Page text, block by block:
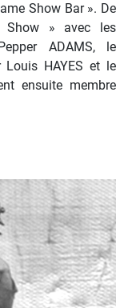
Show Bar ». De
» avec les
ADAMS, le
Louis HAYES et le
ensuite membre